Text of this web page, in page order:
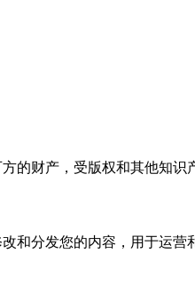
的财产，受版权和其他知识
和分发您的内容，用于运营